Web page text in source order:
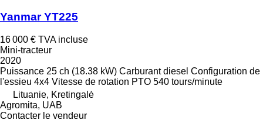
Yanmar YT225
16 000 € TVA incluse
Mini-tracteur
2020
Puissance 25 ch (18.38 kW) Carburant diesel Configuration de
l'essieu 4x4 Vitesse de rotation PTO 540 tours/minute
Lituanie, Kretingalė
Agromita, UAB
Contacter le vendeur